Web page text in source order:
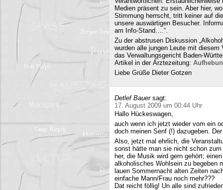
Medien präsent zu sein. Aber hier,
Stimmung herrscht, tritt keiner auf
unsere auswärtigen Besucher.
am Info-Stand….“.
Zu der abstrusen Diskussion
wurden alle jungen Leute mit
das Verwaltungsgericht Baden-
Artikel in der Ärztezeitung:
Liebe Grüße Dieter Gotzen
Detlef Bauer sagt:
17. August 2009 um 00:44 Uhr
Hallo Hückeswagen,
auch wenn ich jetzt wieder vom ein
doch meinen Senf (!) dazugeben.
Also, jetzt mal ehrlich, die
sonst hätte man sie nicht schon
her, die Musik wird gern gehört;
alkoholisches Wohlsein zu begeben
lauen Sommernacht alten Zeiten
einfache Mann/Frau noch mehr???
Dat reicht föllig! Un alle sind